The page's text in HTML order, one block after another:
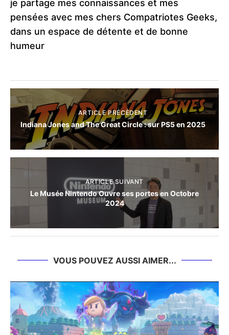
je partage mes connaissances et mes
pensées avec mes chers Compatriotes Geeks,
dans un espace de détente et de bonne
humeur
ARTICLE PRÉCÈDENT
Indiana Jones and The Great Circle : sur PS5 en 2025
ARTICLE SUIVANT
Le Musée Nintendo Ouvre ses portes en Octobre
2024
VOUS POUVEZ AUSSI AIMER...